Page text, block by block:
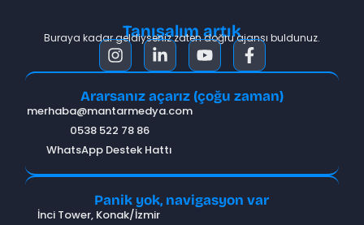
Tanışalım artık
Buraya kadar geldiyseniz zaten doğru ajansı buldunuz.
Ararsanız açarız (çoğu zaman)
merhaba@mantarmedya.com
0538 522 78 86
WhatsApp Destek Hattı
Panik yok, navigasyon var
İnci Tower, Konak/İzmir